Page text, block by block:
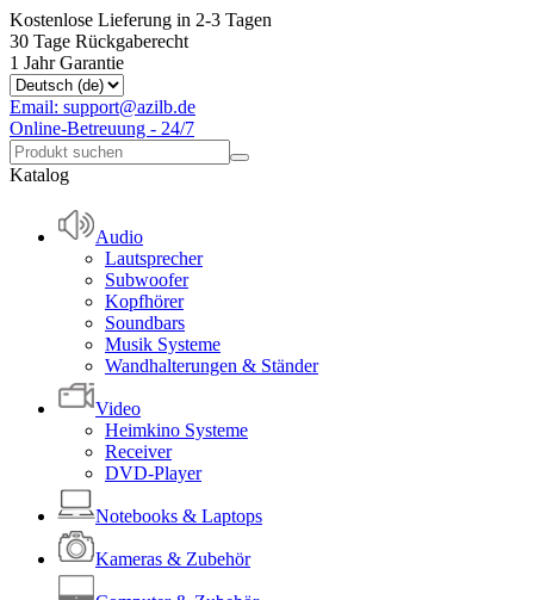
Kostenlose Lieferung in 2-3 Tagen
30 Tage Rückgaberecht
1 Jahr Garantie
Email: support@azilb.de
Online-Betreuung - 24/7
Katalog
Audio
Lautsprecher
Subwoofer
Kopfhörer
Soundbars
Musik Systeme
Wandhalterungen & Ständer
Video
Heimkino Systeme
Receiver
DVD-Player
Notebooks & Laptops
Kameras & Zubehör